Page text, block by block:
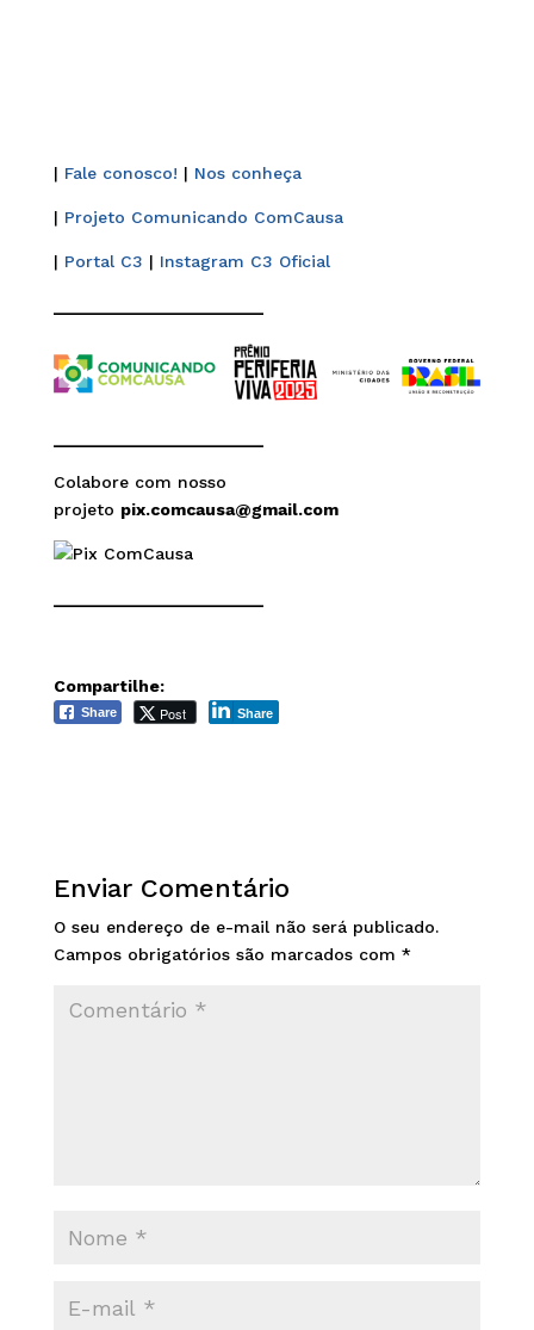
| Fale conosco! | Nos conheça
| Projeto Comunicando ComCausa
| Portal C3 | Instagram C3 Oficial
Colabore com nosso
projeto pix.comcausa@gmail.com
Compartilhe:
Share Post Share
Enviar Comentário
O seu endereço de e-mail não será publicado.
Campos obrigatórios são marcados com *